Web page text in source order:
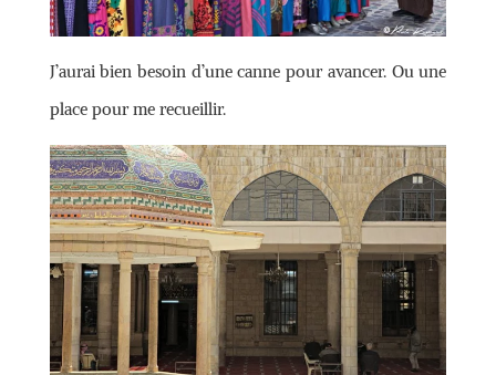
J’aurai bien besoin d’une canne pour avancer. Ou une
place pour me recueillir.